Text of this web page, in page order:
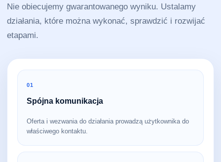
Nie obiecujemy gwarantowanego wyniku. Ustalamy
działania, które można wykonać, sprawdzić i rozwijać
etapami.
01
Spójna komunikacja
Oferta i wezwania do działania prowadzą użytkownika do
właściwego kontaktu.